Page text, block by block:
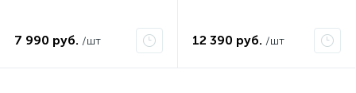
7 990 руб. /шт 12 390 руб. /шт